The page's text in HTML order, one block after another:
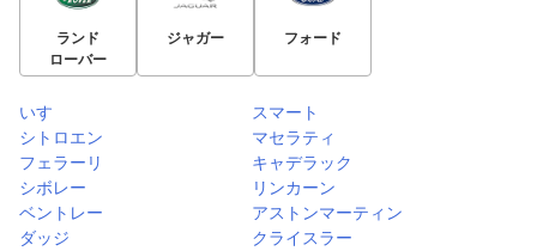
ランド
ローバー
ジャガー フォード
いすゞ
スマート
シトロエン
マセラティ
フェラーリ
キャデラック
シボレー
リンカーン
ベントレー
アストンマーティン
ダッジ
クライスラー